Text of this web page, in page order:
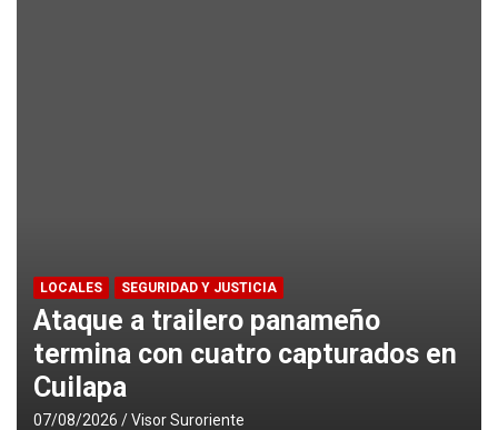
LOCALES SEGURIDAD Y JUSTICIA
Ataque a trailero panameño
termina con cuatro capturados en
Cuilapa
07/08/2026 Visor Suroriente